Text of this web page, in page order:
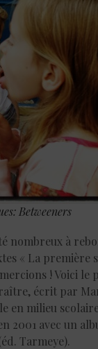
Betweeners
nombreux à
« La première
! Voici le
écrit par
en milieu
2001 avec un
Tarmeye).